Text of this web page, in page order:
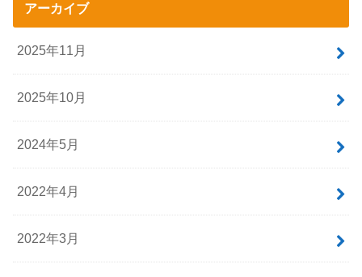
アーカイブ
2025年11月
2025年10月
2024年5月
2022年4月
2022年3月